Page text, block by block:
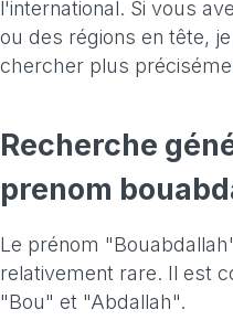
l'international. Si vous
ou des régions en tête,
chercher plus
Recherche
prenom
Le prénom
relativement rare. Il est
"Bou" et "Abdallah".